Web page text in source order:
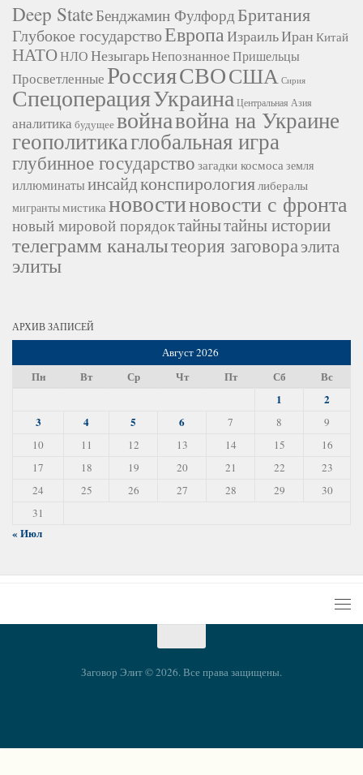
Deep StateБенджамин Фулфорд Британия
Глубокое государствоЕвропаИзраильИран Китай
НАТОНЛОНезыгарьНепознанноеПришельцы
Просветленные РоссияСВОСША Сирия
СпецоперацияУкраина Центральная Азия
аналитика будущеевойнавойна на Украине
геополитикаглобальная игра
глубинное государство загадки космоса земля
иллюминатыинсайдконспирологиялибералы
мигрантымистика новостиновости с фронта
новый мировой порядоктайнытайны истории
телеграмм каналытеория заговораэлита
элиты
АРХИВ ЗАПИСЕЙ
Август 2026
Пн Вт Ср Чт Пт Сб
Вс
1
2
3
4 5 6 7 8
9
10
11 12 13 14 15
16
17
18 19 20 21 22
23
24
25 26 27 28 29
30
31
« Июл
Заговор Элит © 2026. Все права защищены.